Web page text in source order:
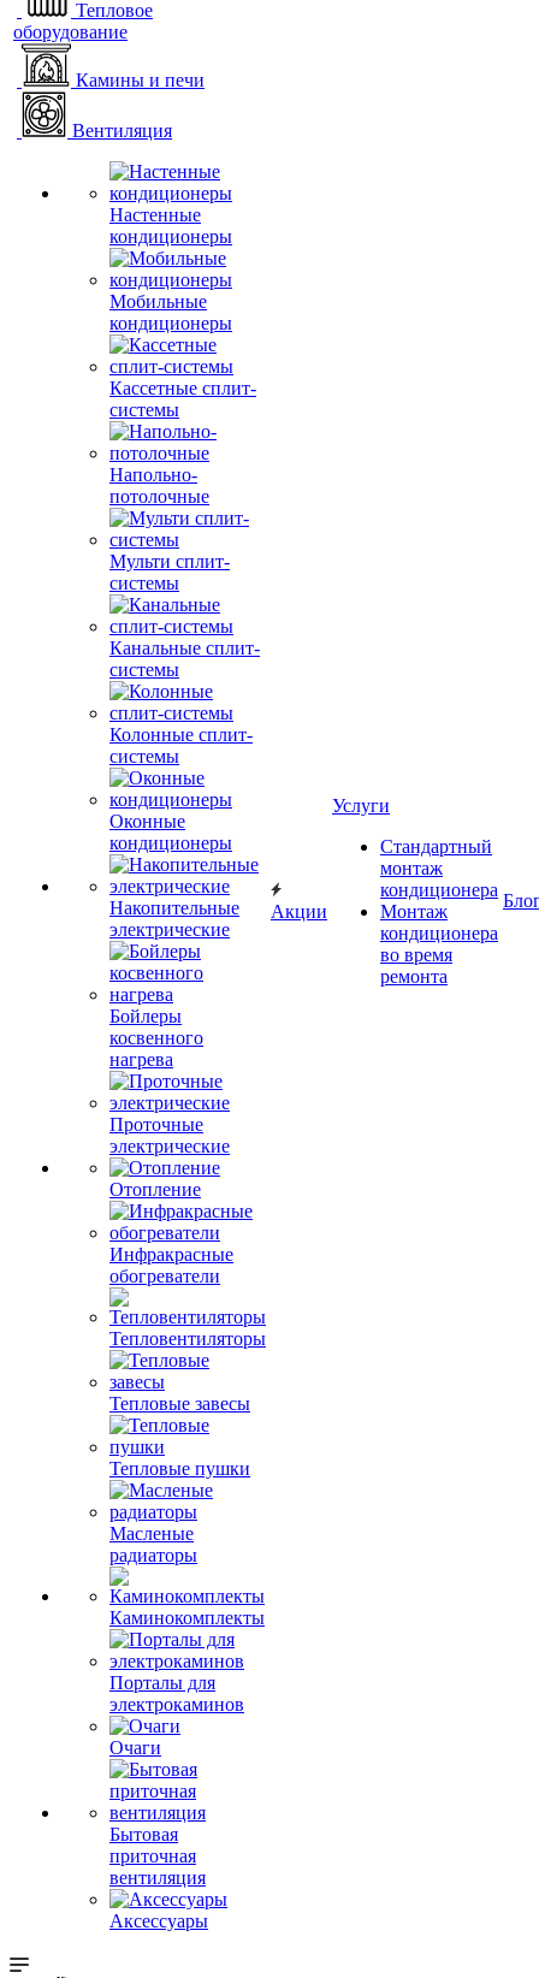
Тепловое
оборудование
Камины и печи
Вентиляция
Настенные
кондиционеры
Мобильные
кондиционеры
Кассетные сплит-
системы
Напольно-
потолочные
Мульти сплит-
системы
Канальные сплит-
системы
Колонные сплит-
системы
Оконные
кондиционеры
Накопительные
электрические
Бойлеры
косвенного
нагрева
Проточные
электрические
Отопление
Инфракрасные
обогреватели
Тепловентиляторы
Тепловые завесы
Тепловые пушки
Масленые
радиаторы
Каминокомплекты
Порталы для
электрокаминов
Очаги
Бытовая
приточная
вентиляция
Аксессуары
Акции
Услуги
Стандартный
монтаж
кондиционера
Монтаж
кондиционера
во время
ремонта